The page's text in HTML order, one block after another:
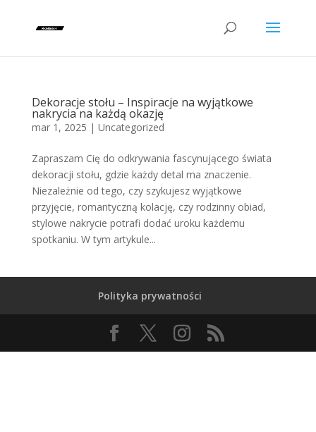
Dekoracje stołu – Inspiracje na wyjątkowe
nakrycia na każdą okazję
mar 1, 2025 | Uncategorized
Zapraszam Cię do odkrywania fascynującego świata
dekoracji stołu, gdzie każdy detal ma znaczenie.
Niezależnie od tego, czy szykujesz wyjątkowe
przyjęcie, romantyczną kolację, czy rodzinny obiad,
stylowe nakrycie potrafi dodać uroku każdemu
spotkaniu. W tym artykule...
Polityka prywatności